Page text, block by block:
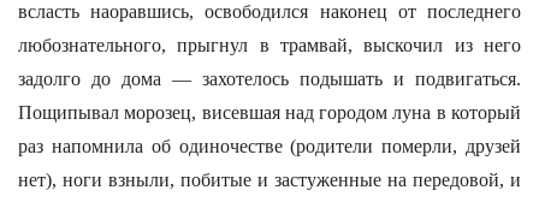
всласть наоравшись, освободился наконец от последнего
любознательного, прыгнул в трамвай, выскочил из него
задолго до дома — захотелось подышать и подвигаться.
Пощипывал морозец, висевшая над городом луна в который
раз напомнила об одиночестве (родители померли, друзей
нет), ноги взныли, побитые и застуженные на передовой, и